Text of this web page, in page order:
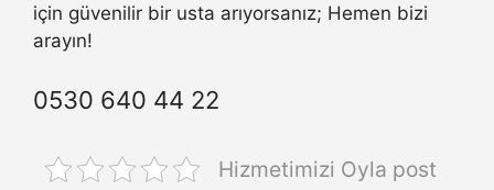
için güvenilir bir usta arıyorsanız; Hemen bizi
arayın!
0530 640 44 22
Hizmetimizi Oyla post